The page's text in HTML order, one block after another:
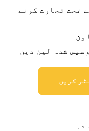
تحت تجارت کرنے
کریں